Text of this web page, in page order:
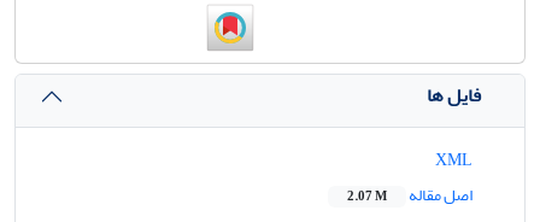
فایل ها
اصل مقاله
2.07 M